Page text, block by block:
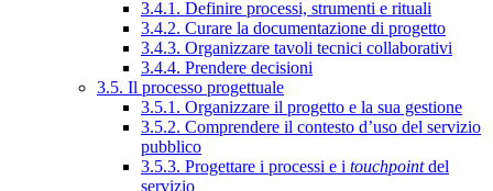
3.4.1. Definire processi, strumenti e rituali
3.4.2. Curare la documentazione di progetto
3.4.3. Organizzare tavoli tecnici collaborativi
3.4.4. Prendere decisioni
3.5. Il processo progettuale
3.5.1. Organizzare il progetto e la sua gestione
3.5.2. Comprendere il contesto d’uso del servizio
pubblico
3.5.3. Progettare i processi e i touchpointdel
servizio